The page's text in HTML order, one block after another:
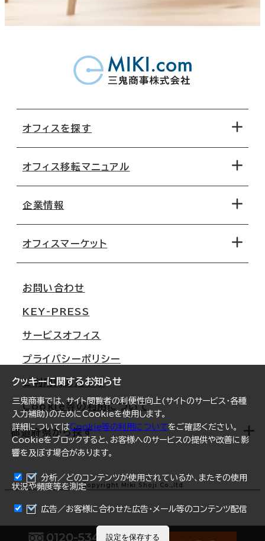
まとめて資料請求
0120-534-011
クッキーに関するお知らせ
三鬼商事では、サイト閲覧者の利便性向上(サイトのサービス・各種
入力補助)のためにCookieを使用します。
詳細についてはCookie等の利用についてをご確認ください。
Cookieをブロックすると、お客様へのサービスの提供や改善に影
響を及ぼす場合があります。
分析／どのコンテンツが使用されているか、またその使用
状況や頻度等を測定
広告／お客様に合わせた広告・メール等のコンテンツ配信
設定を保存する
オフィスを探す
地図から探す
路線・駅から探す
オフィス移転マニュアル
移転コストシミュレーション
移転スケジュール
オフィス移転Q&A
企業情報
オフィスマーケット
大阪
名古屋
札幌
仙台
横浜
福岡
オフィスリポート
ログイン
お問い合わせ
KEY-PRESS
サービスオフィス
プライバシーポリシー
ご利用にあたって
Cookie等の利用について
都道府県から探す
北海道
青森県
Copyright Miki Shoji Co.,ltd